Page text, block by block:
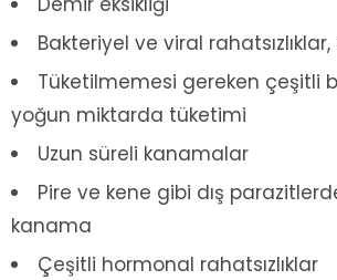
Bakteriyel ve viral
Tüketilmemesi gereken çeşitli
yoğun miktarda tüketimi
Uzun süreli kanamalar
Pire ve kene gibi dış
kanama
Çeşitli hormonal rahatsızlıklar